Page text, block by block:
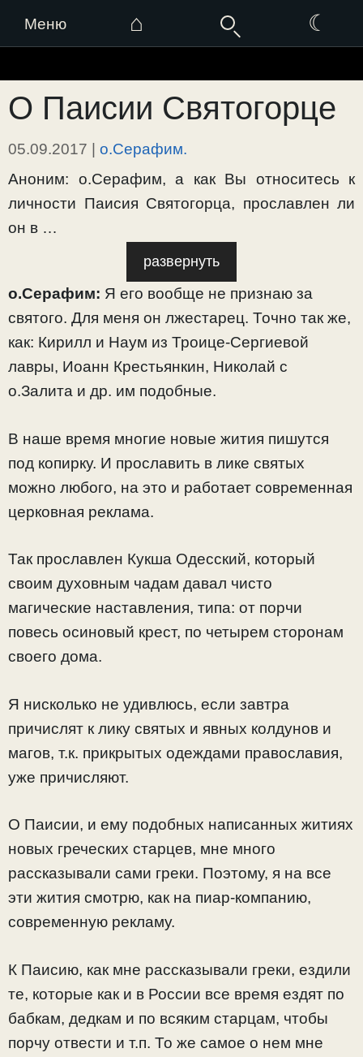
Меню ⌂ ☾
к
содержимому
О Паисии Святогорце
05.09.2017 | о.Серафим.
Аноним: о.Серафим, а как Вы относитесь к
личности Паисия Святогорца, прославлен ли
он в …
развернуть
о.Серафим: Я его вообще не признаю за
святого. Для меня он лжестарец. Точно так же,
как: Кирилл и Наум из Троице-Сергиевой
лавры, Иоанн Крестьянкин, Николай с
о.Залита и др. им подобные.
В наше время многие новые жития пишутся
под копирку. И прославить в лике святых
можно любого, на это и работает современная
церковная реклама.
Так прославлен Кукша Одесский, который
своим духовным чадам давал чисто
магические наставления, типа: от порчи
повесь осиновый крест, по четырем сторонам
своего дома.
Я нисколько не удивлюсь, если завтра
причислят к лику святых и явных колдунов и
магов, т.к. прикрытых одеждами православия,
уже причисляют.
О Паисии, и ему подобных написанных житиях
новых греческих старцев, мне много
рассказывали сами греки. Поэтому, я на все
эти жития смотрю, как на пиар-компанию,
современную рекламу.
К Паисию, как мне рассказывали греки, ездили
те, которые как и в России все время ездят по
бабкам, дедкам и по всяким старцам, чтобы
порчу отвести и т.п. То же самое о нем мне